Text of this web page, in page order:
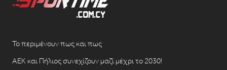
Το περιμένουν πως και πως
ΑΕΚ και Πήλιος συνεχίζουν μαζί μέχρι το 2030!